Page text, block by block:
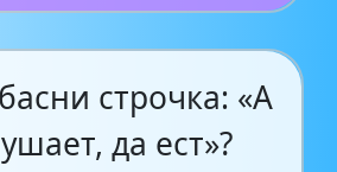
строчка: «А
да ест»?